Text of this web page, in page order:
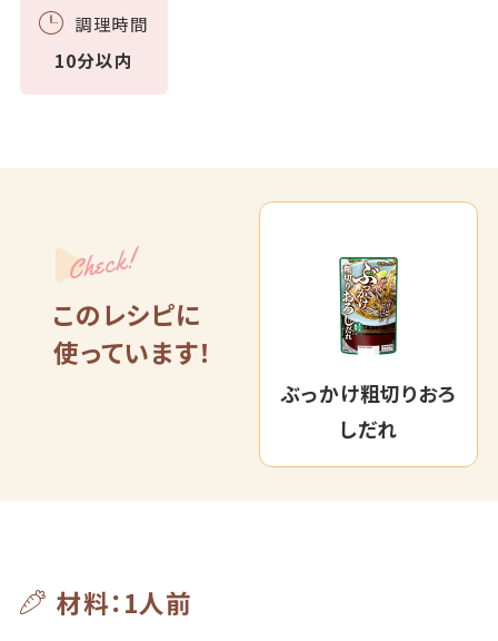
調理時間
10分以内
Check!
このレシピに
使っています！
ぶっかけ粗切りおろ
しだれ
材料：1人前